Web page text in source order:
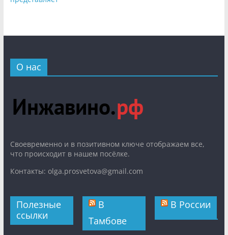
О нас
Cвоевременно и в позитивном ключе отображаем все,
что происходит в нашем посёлке.
Контакты: olga.prosvetova@gmail.com
Полезные
ссылки
В
Тамбове
В России